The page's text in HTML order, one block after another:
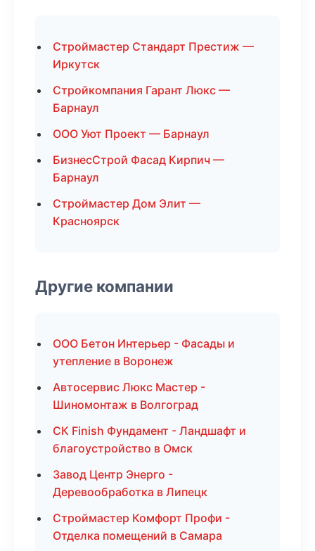
Строймастер Стандарт Престиж —
Иркутск
Стройкомпания Гарант Люкс —
Барнаул
ООО Уют Проект — Барнаул
БизнесСтрой Фасад Кирпич —
Барнаул
Строймастер Дом Элит —
Красноярск
Другие компании
ООО Бетон Интерьер - Фасады и
утепление в Воронеж
Автосервис Люкс Мастер -
Шиномонтаж в Волгоград
СК Finish Фундамент - Ландшафт и
благоустройство в Омск
Завод Центр Энерго -
Деревообработка в Липецк
Строймастер Комфорт Профи -
Отделка помещений в Самара